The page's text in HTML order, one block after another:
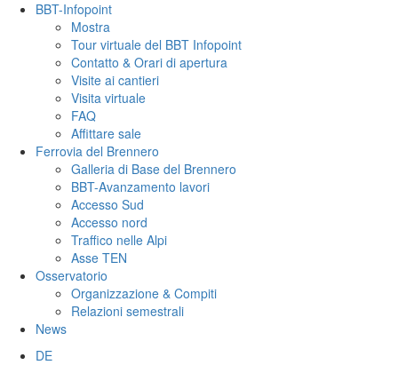
BBT-Infopoint
Mostra
Tour virtuale del BBT Infopoint
Contatto & Orari di apertura
Visite ai cantieri
Visita virtuale
FAQ
Affittare sale
Ferrovia del Brennero
Galleria di Base del Brennero
BBT-Avanzamento lavori
Accesso Sud
Accesso nord
Traffico nelle Alpi
Asse TEN
Osservatorio
Organizzazione & Compiti
Relazioni semestrali
News
DE